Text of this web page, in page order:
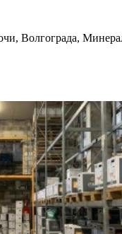
Волгограда,